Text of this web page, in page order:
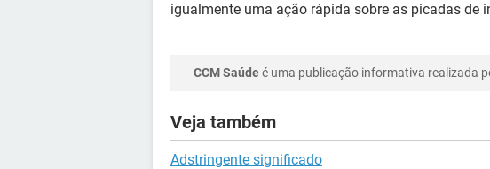
igualmente uma ação rápida sobre as picadas de
CCM Saúdeé uma publicação informativa realizada
Veja também
Adstringente significado